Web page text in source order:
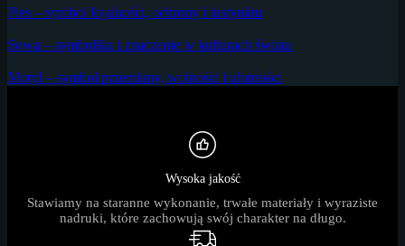
Pies – symbol lojalności, ochrony i instynktu
Sowa – symbolika i znaczenie w kulturach świata
Motyl – symbol przemiany, wolności i ulotności
Wysoka jakość
Stawiamy na staranne wykonanie, trwałe materiały i wyraziste
nadruki, które zachowują swój charakter na długo.